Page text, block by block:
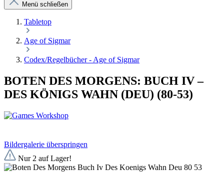
Menü schließen
Tabletop
Age of Sigmar
Codex/Regelbücher - Age of Sigmar
BOTEN DES MORGENS: BUCH IV –
DES KÖNIGS WAHN (DEU) (80-53)
Bildergalerie überspringen
Nur 2 auf Lager!